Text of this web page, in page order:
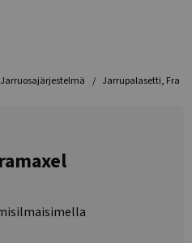
Jarruosajärjestelmä Jarrupalasetti,